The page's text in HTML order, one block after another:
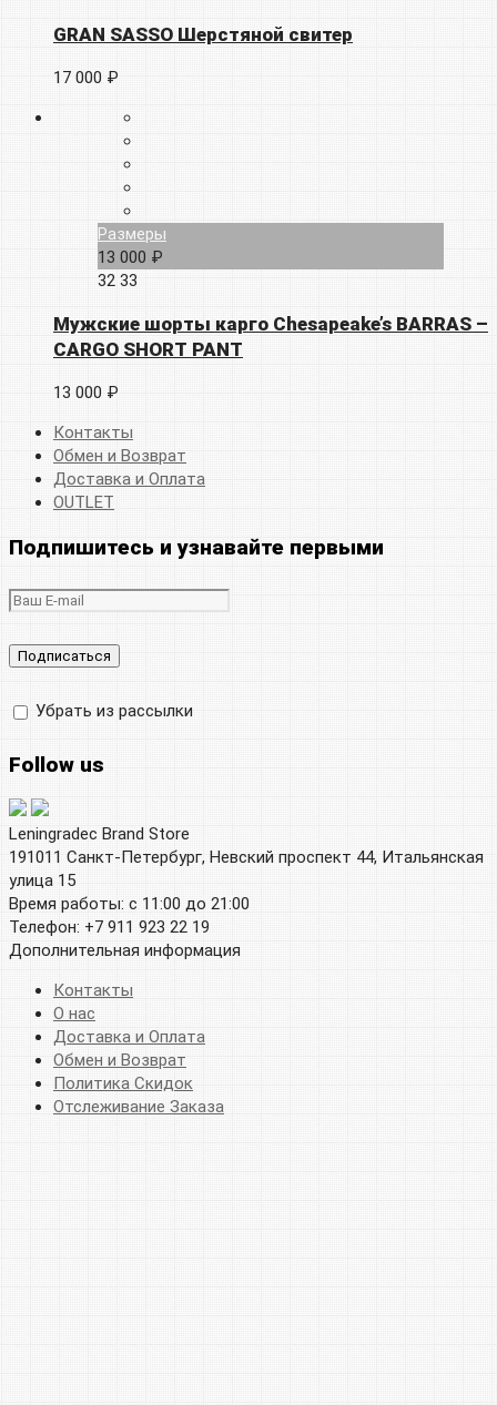
GRAN SASSO Шерстяной свитер
17 000 ₽
Размеры
13 000 ₽
32 33
Мужские шорты карго Chesapeake’s BARRAS –
CARGO SHORT PANT
13 000 ₽
Контакты
Обмен и Возврат
Доставка и Оплата
OUTLET
Подпишитесь и узнавайте первыми
Убрать из рассылки
Follow us
Leningradec Brand Store
191011 Санкт-Петербург, Невский проспект 44, Итальянская
улица 15
Время работы: с 11:00 до 21:00
Телефон: +7 911 923 22 19
Дополнительная информация
Контакты
О нас
Доставка и Оплата
Обмен и Возврат
Политика Скидок
Отслеживание Заказа